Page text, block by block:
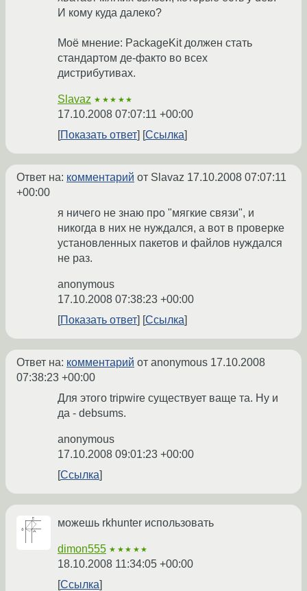
И кому куда далеко?
Моё мнение: PackageKit должен стать
стандартом де-факто во всех
дистрибутивах.
Slavaz ★★★★★
17.10.2008 07:07:11 +00:00
Показать ответ
Ссылка
Ответ на: комментарий от Slavaz 17.10.2008 07:07:11
+00:00
я ничего не знаю про "мягкие связи", и
никогда в них не нуждался, а вот в проверке
установленных пакетов и файлов нуждался
не раз.
anonymous
17.10.2008 07:38:23 +00:00
Показать ответ
Ссылка
Ответ на: комментарий от anonymous 17.10.2008
07:38:23 +00:00
Для этого tripwire существует ваще та. Ну и
да - debsums.
anonymous
17.10.2008 09:01:23 +00:00
Ссылка
можешь rkhunter использовать
dimon555 ★★★★★
18.10.2008 11:34:05 +00:00
Ссылка